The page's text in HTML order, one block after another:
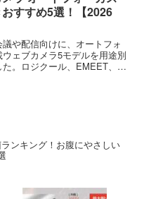
すすめ5選！【2026
議や配信向けに、オートフォ
ェブカメラ5モデルを用途別
。ロジクール、EMEET、
ンキング！お腹にやさしい